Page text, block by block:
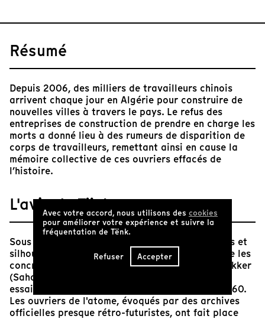
Résumé
Depuis 2006, des milliers de travailleurs chinois
arrivent chaque jour en Algérie pour construire de
nouvelles villes à travers le pays. Le refus des
entreprises de construction de prendre en charge les
morts a donné lieu à des rumeurs de disparition de
corps de travailleurs, remettant ainsi en cause la
mémoire collective de ces ouvriers effacés de
l’histoire.
L'avis de Tënk
Sous la lumière verticale, engins, fermes solaires et
silhouettes apparaissent, mirages fugaces, entre les
concrétions rocheuses. Nous sommes près d'In Ekker
(Sahara algérien), où les Français ont mené des
essais nucléaires souterrains dans les années 1960.
Les ouvriers de l'atome, évoqués par des archives
officielles presque rétro-futuristes, ont fait place
Avec votre accord, nous utilisons des cookies
pour améliorer votre expérience et suivre la
fréquentation de Tënk.
Refuser Accepter